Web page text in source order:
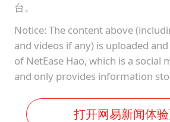
台。
Notice: The content above
and videos if any) is uploaded
of NetEase Hao, which is a social
and only provides information
打开网易新闻体